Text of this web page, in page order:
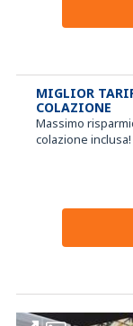
MIGLIOR
COLAZIONE
Massimo
colazione inclusa!